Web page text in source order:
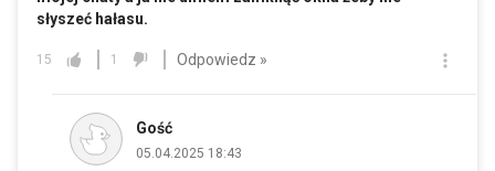
słyszeć hałasu.
15 1 Odpowiedz »
Gość
05.04.2025 18:43